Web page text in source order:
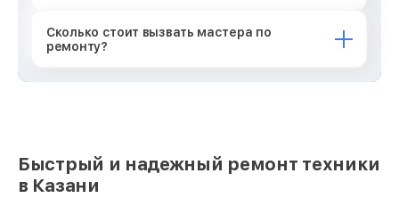
Сколько стоит вызвать мастера по
ремонту?
Быстрый и надежный ремонт техники
в Казани